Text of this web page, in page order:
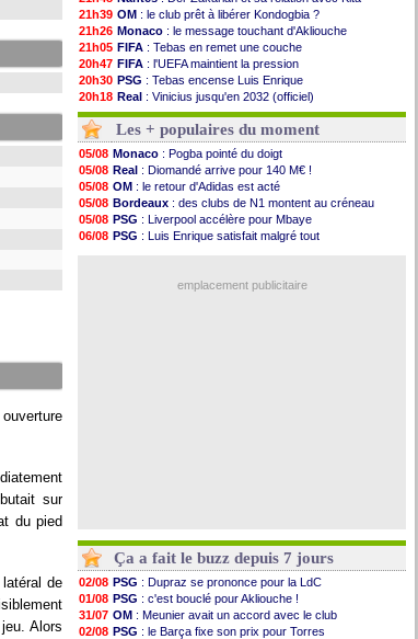
sur
du pied
de
Alors
21h39 OM : le club prêt à libérer Kondogbia ?
21h26 Monaco : le message touchant d'Akliouche
21h05 FIFA : Tebas en remet une couche
20h47 FIFA : l'UEFA maintient la pression
20h30 PSG : Tebas encense Luis Enrique
20h18 Real : Vinicius jusqu'en 2032 (officiel)
20h04 Lyon: Mangala va rejoindre Getafe
19h47
OM: une offre refusée pour Aguerd
19h34 Real: c'est confirmé pour Vinicius
19h14
Troyes : Junior Diaz jusqu'en 2030 (officiel)
19h06
PSG : Akliouche a signé (officiel)
18h50
OM : une offre pour Bulka
18h30
PSG: contrat signé pour Akliouche
18h20
Ouganda: Owori battu à mort à Kampala
17h58
Arsenal: Arteta veut créer une dynastie
: l'étonnante rumeur Gusto
Les + populaires du moment
05/08 Monaco : Pogba pointé du doigt
05/08 Real : Diomandé arrive pour 140 M€ !
05/08 OM : le retour d'Adidas est acté
05/08 Bordeaux : des clubs de N1 montent au créneau
05/08 PSG : Liverpool accélère pour Mbaye
06/08 PSG : Luis Enrique satisfait malgré tout
emplacement publicitaire
Ça a fait le buzz depuis 7 jours
02/08 PSG : Dupraz se prononce pour la LdC
01/08 PSG : c'est bouclé pour Akliouche !
31/07 OM : Meunier avait un accord avec le club
02/08 PSG : le Barça fixe son prix pour Torres